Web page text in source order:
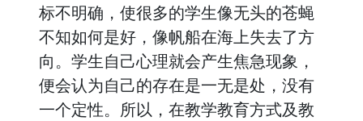
标不明确，使很多的学生像无头的苍蝇
不知如何是好，像帆船在海上失去了方
向。学生自己心理就会产生焦急现象，
便会认为自己的存在是一无是处，没有
一个定性。所以，在教学教育方式及教